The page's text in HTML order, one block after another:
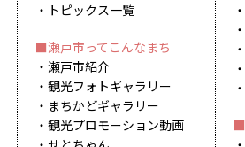
トピックス一覧
瀬戸市ってこんなまち
瀬戸市紹介
観光フォトギャラリー
まちかどギャラリー
観光プロモーション動画